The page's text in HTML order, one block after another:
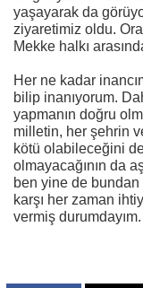
yaşayarak da
ziyaretimiz oldu.
Mekke halkı
Her ne kadar
bilip inanıyorum.
yapmanın doğru
milletin, her şehrin
kötü olabileceğini
olmayacağının da
ben yine de
karşı her zaman
vermiş durumdayım.